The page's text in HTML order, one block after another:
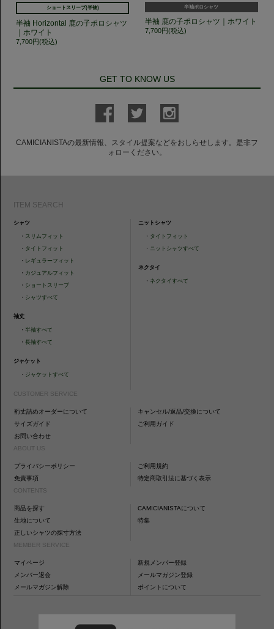
ショートスリーブ(半袖)
半袖 Horizontal 鹿の子ポロシャツ
｜ホワイト
7,700円(税込)
半袖ポロシャツ
半袖 鹿の子ポロシャツ｜ホワイト
7,700円(税込)
GET TO KNOW US
CAMICIANISTAの最新情報、スタイル提案などをおしらせします。是非フ
ォローください。
ITEM SEARCH
シャツ
・ スリムフィット
・ タイトフィット
・ レギュラーフィット
・ カジュアルフィット
・ ショートスリーブ
・ シャツすべて
袖丈
・半袖すべて
・長袖すべて
ジャケット
・ ジャケットすべて
ニットシャツ
・ タイトフィット
・ ニットシャツすべて
ネクタイ
・ ネクタイすべて
CUSTOMER SERVICE
裄丈詰めオーダーについて
キャンセル/返品/交換について
サイズガイド
ご利用ガイド
お問い合わせ
ABOUT US
プライバシーポリシー
ご利用規約
免責事項
特定商取引法に基づく表示
CONTENTS
商品を探す
CAMICIANISTAについて
生地について
特集
正しいシャツの採寸方法
MEMBER SERVICE
マイページ
新規メンバー登録
メンバー退会
メールマガジン登録
メールマガジン解除
ポイントについて